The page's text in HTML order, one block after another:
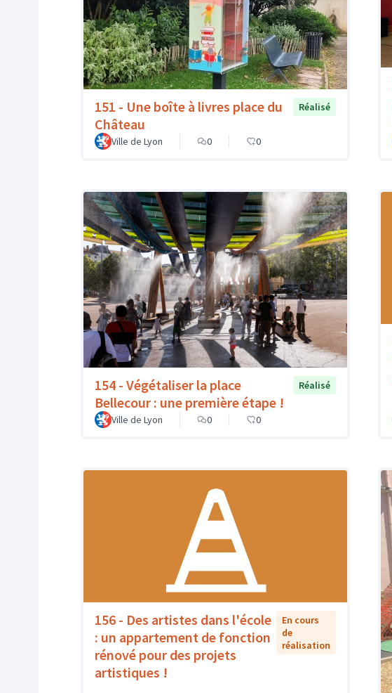
151 - Une boîte à livres place du
Château
Réalisé
Ville de Lyon 0 0
154 - Végétaliser la place
Bellecour : une première étape !
Réalisé
Ville de Lyon 0 0
156 - Des artistes dans l'école
: un appartement de fonction
rénové pour des projets
artistiques !
En cours
de
réalisation